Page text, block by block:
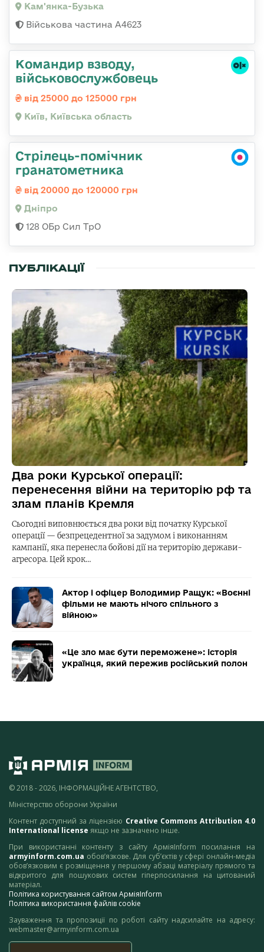
Кам'янка-Бузька
Військова частина А4623
Командир взводу,
військовослужбовець
від 25000 до 125000 грн
Київ, Київська область
Стрілець-помічник
гранатометника
від 20000 до 120000 грн
Дніпро
128 ОБр Сил ТрО
ПУБЛІКАЦІЇ
Два роки Курської операції:
перенесення війни на територію рф та
злам планів Кремля
Сьогодні виповнюється два роки від початку Курської
операції — безпрецедентної за задумом і виконанням
кампанії, яка перенесла бойові дії на територію держави-
агресора. Цей крок…
Актор і офіцер Володимир Ращук: «Воєнні
фільми не мають нічого спільного з
війною»
«Це зло має бути переможене»: історія
українця, який пережив російський полон
© 2018 - 2026, ІНФОРМАЦІЙНЕ АГЕНТСТВО,
Міністерство оборони України
Контент доступний за ліцензією Creative Commons Attribution 4.0
International license якщо не зазначено інше.
При використанні контенту з сайту АрміяInform посилання на
armyinform.com.ua обов’язкове. Для суб’єктів у сфері онлайн-медіа
обов’язковим є розміщення у першому абзаці матеріалу прямого та
відкритого для пошукових систем гіперпосилання на цитований
матеріал.
Політика користування сайтом АрміяInform
Політика використання файлів cookie
Зауваження та пропозиції по роботі сайту надсилайте на адресу:
webmaster@armyinform.com.ua